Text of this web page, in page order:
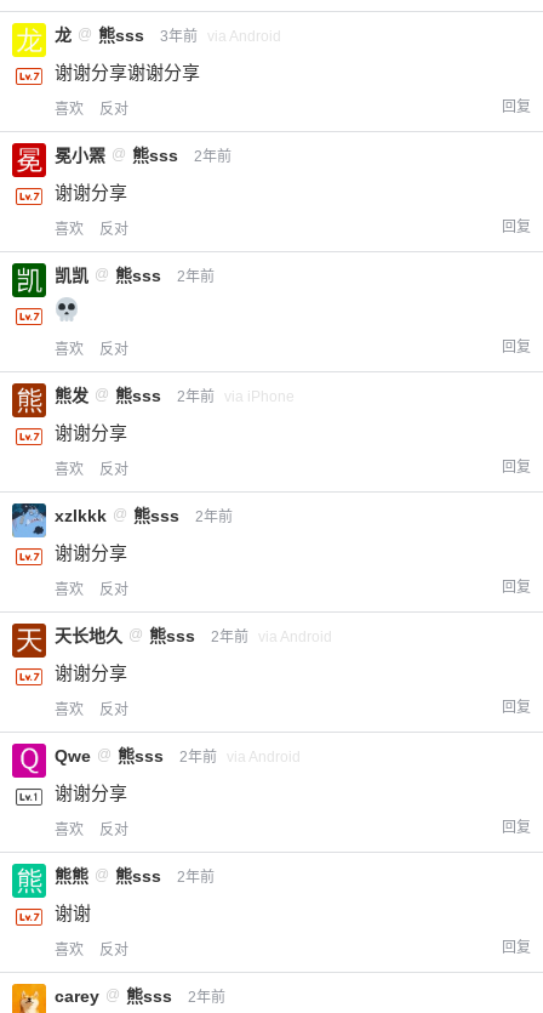
龙 @ 熊sss 3年前 via Android
谢谢分享谢谢分享
喜欢 反对 回复
冕小罴 @ 熊sss 2年前
谢谢分享
喜欢 反对 回复
凯凯 @ 熊sss 2年前
喜欢 反对 回复
熊发 @ 熊sss 2年前 via iPhone
谢谢分享
喜欢 反对 回复
xzlkkk @ 熊sss 2年前
谢谢分享
喜欢 反对 回复
天长地久 @ 熊sss 2年前 via Android
谢谢分享
喜欢 反对 回复
Qwe @ 熊sss 2年前 via Android
谢谢分享
喜欢 反对 回复
熊熊 @ 熊sss 2年前
谢谢
喜欢 反对 回复
carey @ 熊sss 2年前